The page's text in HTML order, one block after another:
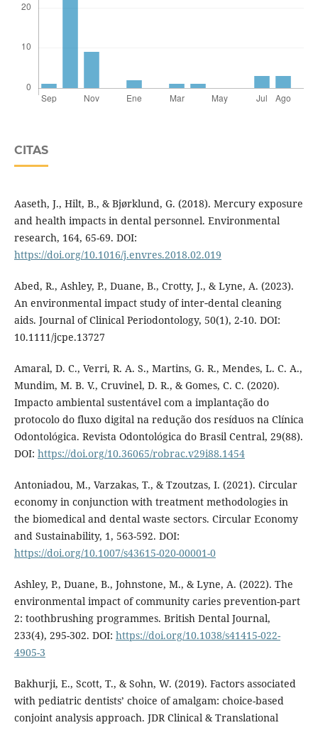
CITAS
Aaseth, J., Hilt, B., & Bjørklund, G. (2018). Mercury exposure
and health impacts in dental personnel. Environmental
research, 164, 65-69. DOI:
https://doi.org/10.1016/j.envres.2018.02.019
Abed, R., Ashley, P., Duane, B., Crotty, J., & Lyne, A. (2023).
An environmental impact study of inter‐dental cleaning
aids. Journal of Clinical Periodontology, 50(1), 2-10. DOI:
10.1111/jcpe.13727
Amaral, D. C., Verri, R. A. S., Martins, G. R., Mendes, L. C. A.,
Mundim, M. B. V., Cruvinel, D. R., & Gomes, C. C. (2020).
Impacto ambiental sustentável com a implantação do
protocolo do fluxo digital na redução dos resíduos na Clínica
Odontológica. Revista Odontológica do Brasil Central, 29(88).
DOI: https://doi.org/10.36065/robrac.v29i88.1454
Antoniadou, M., Varzakas, T., & Tzoutzas, I. (2021). Circular
economy in conjunction with treatment methodologies in
the biomedical and dental waste sectors. Circular Economy
and Sustainability, 1, 563-592. DOI:
https://doi.org/10.1007/s43615-020-00001-0
Ashley, P., Duane, B., Johnstone, M., & Lyne, A. (2022). The
environmental impact of community caries prevention-part
2: toothbrushing programmes. British Dental Journal,
233(4), 295-302. DOI: https://doi.org/10.1038/s41415-022-
4905-3
Bakhurji, E., Scott, T., & Sohn, W. (2019). Factors associated
with pediatric dentists’ choice of amalgam: choice-based
conjoint analysis approach. JDR Clinical & Translational